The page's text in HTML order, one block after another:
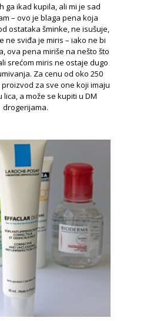
ga ikad kupila, ali mi je sad
– ovo je blaga pena koja
ostataka šminke, ne isušuje,
ne sviđa je miris – iako ne bi
ova pena miriše na nešto što
srećom miris ne ostaje dugo
Za cenu od oko 250
za sve one koji imaju
lica, a može se kupiti u DM
drogerijama.